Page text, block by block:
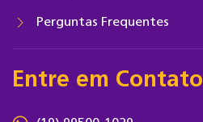
Perguntas Frequentes
Entre em Contato